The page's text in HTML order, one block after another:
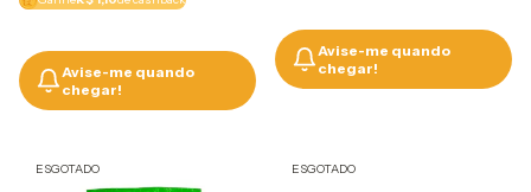
Avise-me quando
chegar!
Avise-me quando
chegar!
ESGOTADO ESGOTADO